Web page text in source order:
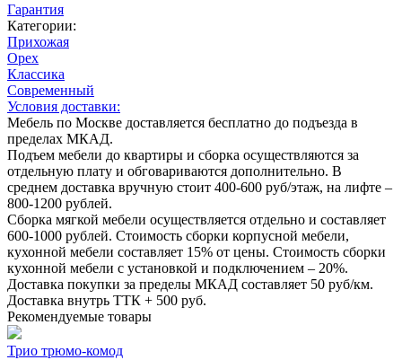
Гарантия
Категории:
Прихожая
Орех
Классика
Современный
Условия доставки:
Мебель по Москве доставляется бесплатно до подъезда в
пределах МКАД.
Подъем мебели до квартиры и сборка осуществляются за
отдельную плату и обговариваются дополнительно. В
среднем доставка вручную стоит 400-600 руб/этаж, на лифте –
800-1200 рублей.
Сборка мягкой мебели осуществляется отдельно и составляет
600-1000 рублей. Стоимость сборки корпусной мебели,
кухонной мебели составляет 15% от цены. Стоимость сборки
кухонной мебели с установкой и подключением – 20%.
Доставка покупки за пределы МКАД составляет 50 руб/км.
Доставка внутрь ТТК + 500 руб.
Рекомендуемые товары
Трио трюмо-комод